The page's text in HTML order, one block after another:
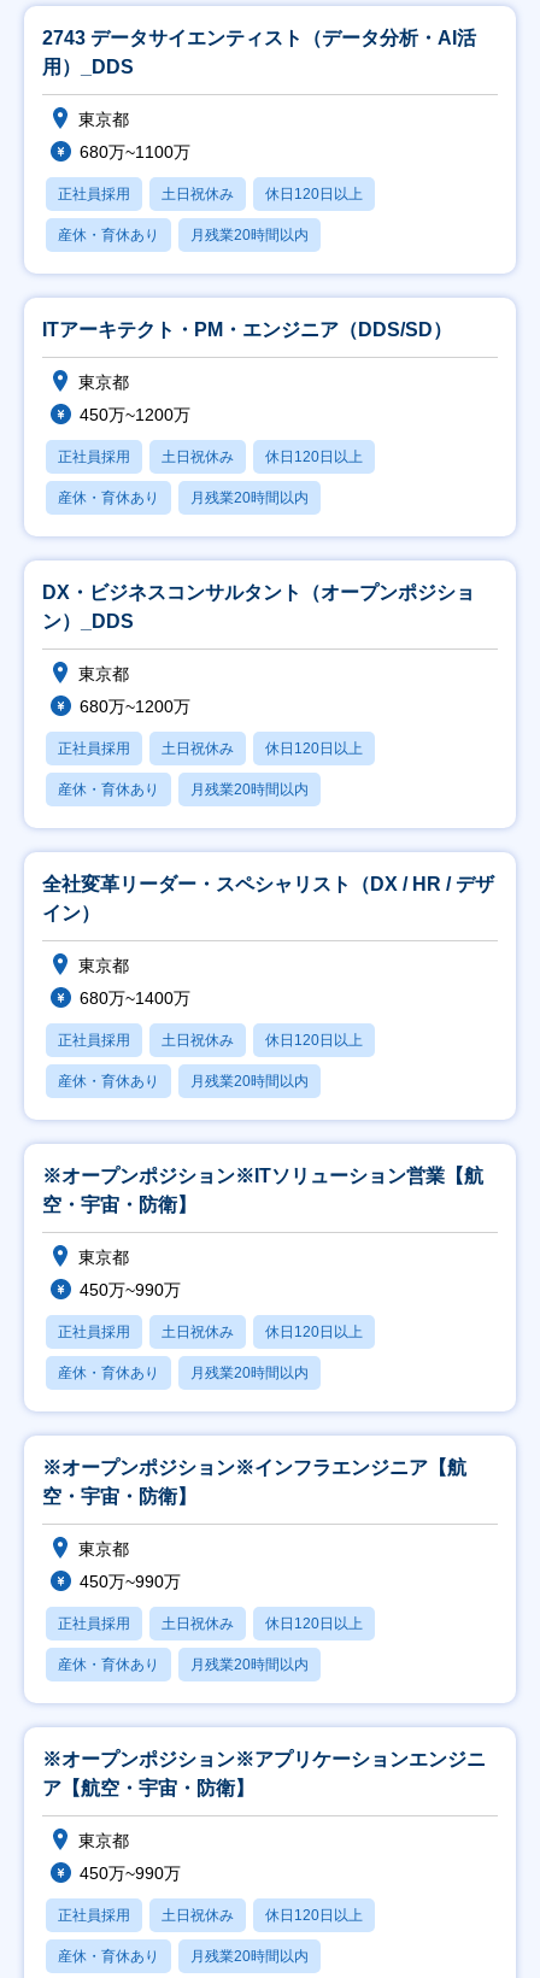
2743 データサイエンティスト（データ分析・AI活
用）_DDS
東京都
680万~1100万
正社員採用 土日祝休み 休日120日以上
産休・育休あり 月残業20時間以内
ITアーキテクト・PM・エンジニア（DDS/SD）
東京都
450万~1200万
正社員採用 土日祝休み 休日120日以上
産休・育休あり 月残業20時間以内
DX・ビジネスコンサルタント（オープンポジショ
ン）_DDS
東京都
680万~1200万
正社員採用 土日祝休み 休日120日以上
産休・育休あり 月残業20時間以内
全社変革リーダー・スペシャリスト（DX / HR / デザ
イン）
東京都
680万~1400万
正社員採用 土日祝休み 休日120日以上
産休・育休あり 月残業20時間以内
※オープンポジション※ITソリューション営業【航
空・宇宙・防衛】
東京都
450万~990万
正社員採用 土日祝休み 休日120日以上
産休・育休あり 月残業20時間以内
※オープンポジション※インフラエンジニア【航
空・宇宙・防衛】
東京都
450万~990万
正社員採用 土日祝休み 休日120日以上
産休・育休あり 月残業20時間以内
※オープンポジション※アプリケーションエンジニ
ア【航空・宇宙・防衛】
東京都
450万~990万
正社員採用 土日祝休み 休日120日以上
産休・育休あり 月残業20時間以内